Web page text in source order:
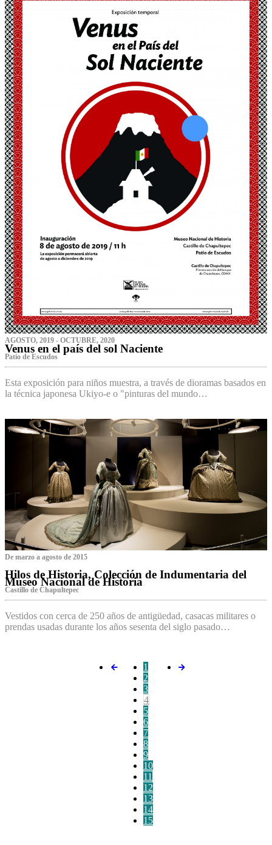
AGOSTO, 2019 - OCTUBRE, 2020
Venus en el país del sol Naciente
P‌atio de Escudos
Esta exposición para niños muestra, a través de dioramas basados en
la técnica japonesa Ukiyo-e o "pinturas del mundo…
De marzo a agosto de 2015
Hilos de Historia, Colección de Indumentaria del
Museo Nacional de Historia
Castillo de Chapultepec
Vestidos con cerca de 250 años de antigüedad, casacas militares o
prendas usadas durante los años sesenta del siglo pasado…
1
2
3
4
5
6
7
8
9
10
11
12
13
14
15